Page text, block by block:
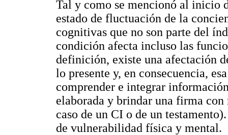
Tal y como se mencionó al inicio
estado de fluctuación de la
cognitivas que no son parte del
condición afecta incluso las
definición, existe una afectación
lo presente y, en consecuencia,
comprender e integrar
elaborada y brindar una firma con
caso de un CI o de un
de vulnerabilidad física y mental.